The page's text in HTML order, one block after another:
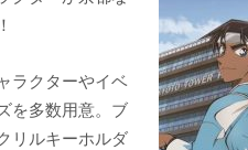
ラクターやイベ
を多数用意。ブ
リルキーホルダ